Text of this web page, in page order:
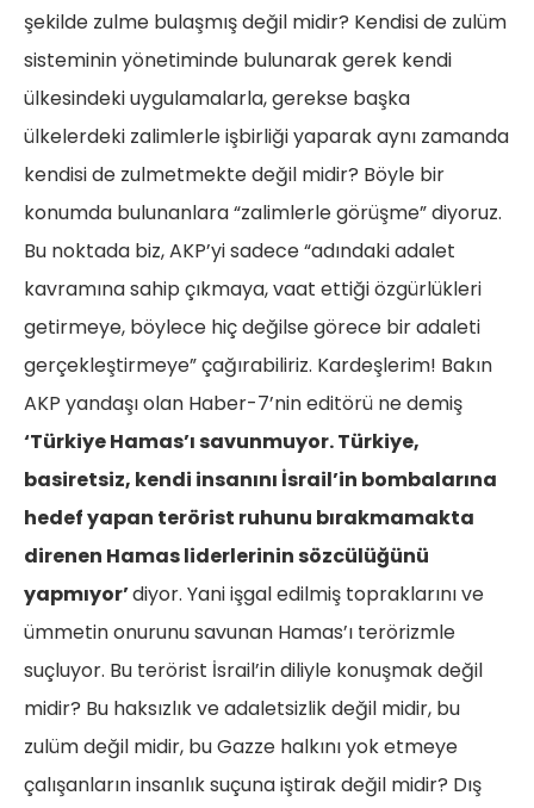
şekilde zulme bulaşmış değil midir? Kendisi de zulüm
sisteminin yönetiminde bulunarak gerek kendi
ülkesindeki uygulamalarla, gerekse başka
ülkelerdeki zalimlerle işbirliği yaparak aynı zamanda
kendisi de zulmetmekte değil midir? Böyle bir
konumda bulunanlara “zalimlerle görüşme” diyoruz.
Bu noktada biz, AKP’yi sadece “adındaki adalet
kavramına sahip çıkmaya, vaat ettiği özgürlükleri
getirmeye, böylece hiç değilse görece bir adaleti
gerçekleştirmeye” çağırabiliriz. Kardeşlerim! Bakın
AKP yandaşı olan Haber-7’nin editörü ne demiş
‘Türkiye Hamas’ı savunmuyor. Türkiye,
basiretsiz, kendi insanını İsrail’in bombalarına
hedef yapan terörist ruhunu bırakmamakta
direnen Hamas liderlerinin sözcülüğünü
yapmıyor’diyor. Yani işgal edilmiş topraklarını ve
ümmetin onurunu savunan Hamas’ı terörizmle
suçluyor. Bu terörist İsrail’in diliyle konuşmak değil
midir? Bu haksızlık ve adaletsizlik değil midir, bu
zulüm değil midir, bu Gazze halkını yok etmeye
çalışanların insanlık suçuna iştirak değil midir? Dış